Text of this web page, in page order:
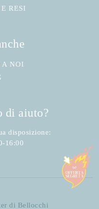
RESI
A NOI
di aiuto?
disposizione:
16:00
di Bellocchi